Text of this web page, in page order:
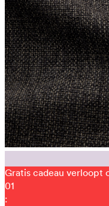
Gratis cadeau verloopt
01
: